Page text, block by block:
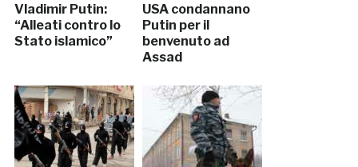
Vladimir Putin:
“Alleati contro lo
Stato islamico”
USA condannano
Putin per il
benvenuto ad
Assad